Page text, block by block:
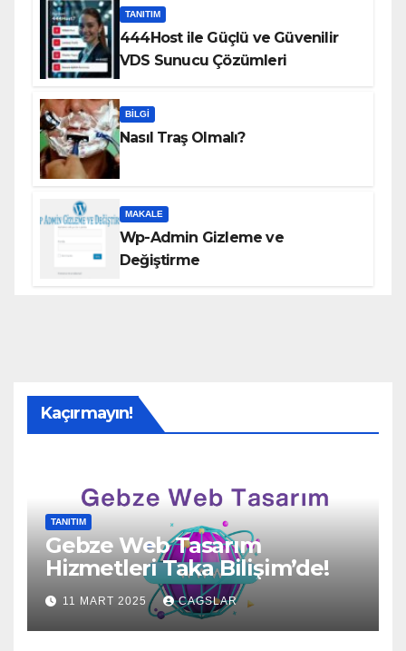
TANITIM
444Host ile Güçlü ve Güvenilir
VDS Sunucu Çözümleri
BILGI
Nasıl Traş Olmalı?
MAKALE
Wp-Admin Gizleme ve
Değiştirme
Kaçırmayın!
TANITIM
Gebze Web Tasarım
Hizmetleri Taka Bilişim’de!
11 MART 2025 CAGSLAR